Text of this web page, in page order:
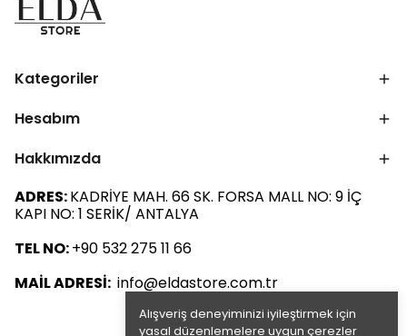
Alışveriş deneyiminizi iyileştirmek için
yasal düzenlemelere uygun çerezler
Kategoriler
Hesabım
Hakkımızda
ADRES:KADRİYE MAH. 66 SK. FORSA MALL NO: 9 İÇ
KAPI NO: 1 SERİK/ ANTALYA
TEL NO:+90 532 275 11 66
MAİL ADRESİ: info@eldastore.com.tr